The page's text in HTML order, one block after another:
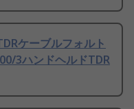
ケーブルフォルト
3ハンドヘルドTDR